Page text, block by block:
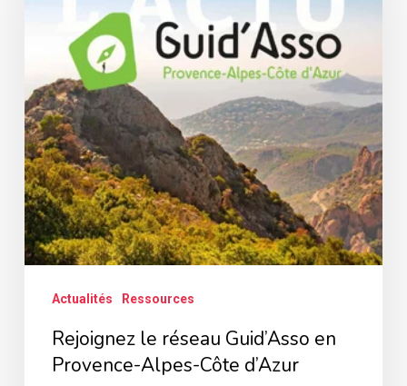
Guid’Asso
Provence-
Alpes-
Côte
d’Azur
Actualités Ressources
Rejoignez le réseau Guid’Asso en
Provence-Alpes-Côte d’Azur